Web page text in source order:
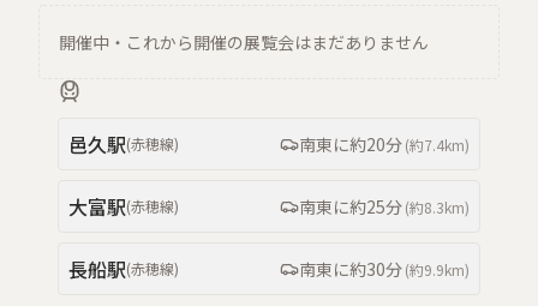
開催中・これから開催の展覧会はまだありません
邑久駅(赤穂線) 南東に約20分(約7.4km)
大富駅(赤穂線) 南東に約25分(約8.3km)
長船駅(赤穂線) 南東に約30分(約9.9km)